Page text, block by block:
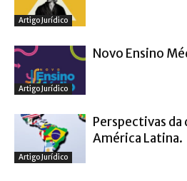
Artigo Jurídico
Artigo Jurídico
Novo Ensino
Artigo Jurídico
Perspectivas da
América Latina.